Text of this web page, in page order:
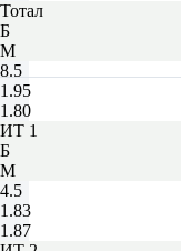
Тотал
Б
М
8.5
1.95
1.80
ИТ 1
Б
М
4.5
1.83
1.87